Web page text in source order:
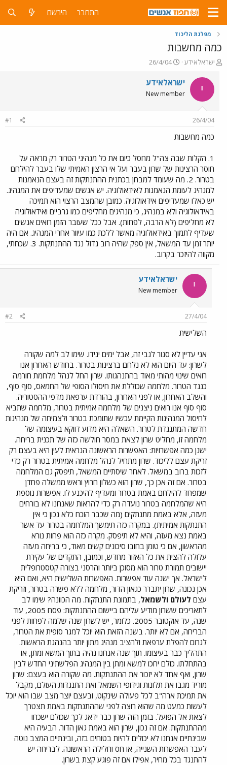
התחבר הירשם
מפלגת הליכוד
כמה מחשבות
פ
ו
ת
ח
ה
ש
א
ישראלאידע
פ
ו
ר
ם
26/4/04
י ישראלאידע
New member
26/4/04
#1
כמה מחשבות
1. הקלות שבה צה"ל מחסל כיום את כל מנהיגי הטרור רק מראה על
חוסר הרצינות של שרון בעבר ועל אי הרצון האמיתי שלו בעבר להילחם
בטרור. 2. מה שעומד למבחן בכתנית ההתנתקות זה בעצם הנאמנות
למנהיג לעומת הנאמנות לאידאולוגיה. יש אנשים שמעדיפים את המנהיג.
יש כאלו שמעדיפים אידאולוגיה. כמובן שהמצב הרצוי הוא תמיכה
באידאולוגיה ולא במנהיג, כי מנהיגים מחליפים כמו גרביים ואידאולוגיה
לא מחליפים (לא הרבה, לפחות). אבל ככל שעובר הזמן רואים אנשים
שעדיף לתמוך באידאולוגיה מאשר ללכת כמו עיוור אחרי המנהיג. אם היה
יותר זמן עד המשאל, אין ספק שהיה רוב גדול נגד ההתנתקות. 3. שכחתי,
מקווה להיזכר בקרוב.
י ישראלאידע
New member
27/4/04
#2
השלישית
אני עדיין לא סגור לגבי זה, אבל ימים יגידו. שימו לב למה שקורה
לשרון: עד היום הוא לא נלחם ברצינות בטרור. בחודש האחרון אנו
רואים שינוי מהותי מאוד בהתנהגותו. שרון החל לנהל מלחמת חורמה
כנגד הטרור. מלחמה שכוללת את חיסולו הסופי של החמאס, סוף סוף,
והשלב האחרון, או לפני האחרון, בהורדת ערפאת מדפי ההסטוריה.
סוף סוף אנו רואים ניצנים של מלחמה אמיתית בטרור, מלחמה שתביא
לחיסול המנהיגות הקיימת עכשיו שתומכת בטרור ולצמיחה של מנהיגות
חדשה המתנגדת לטרור. השאלה היא מדוע דווקא בעיצומה של
מלחמה זו, מחליט שרון לצאת במסר חולשה כזה של תכנית בריחה.
ישנן כמה אפשרויות: האפשרות הראשונה הנראית לעין היא בעצם רק
זריקת עצם לליכוד. שרון מתחיל לנהל מלחמה אמיתית בטרור רק כדי
לזכות ברוב במשאל. לאחר שיסתיים המשאל, תיפסק גם המלחמה
בטרור. אם זה אכן כך, שרון הוא כשלון חרוץ וראש ממשלה פחדן
שמפחד להילחם באמת בטרור ומעדיף להיכנע לו. אפשרות נוספת
היא שהמלחמה בטרור נועדה רק כדי להראות שאנחנו לא בורחים
מעזה, אלא באמת מתנתקים (מה שכבר הוכח כלא נכון כי אין
התנתקות אמיתית). במקרה כזה תימשך המלחמה בטרור עד אשר
באמת נצא מעזה, והיא לא תיפסק. מקרה כזה הוא פחות נורא
מהראשון, אם כי טומן בחובו סיכונים קשים מאוד, כי בריחה מעזה
עלולה להצית את כל האזור מחדש, וכמובן, התקדים של עקירת
יישובים תמורת טרור הוא מסוכן ביותר והרסני בצורה קטסטרופלית
לישראל. אך ישנה עוד אפשרות. האפשרות השלישית היא, ואם היא
אכן נכונה, שרון יתברר כגאון הדור, מלחמה ללא פשרה בטרור, וזריקת
עצם לעולם ולשמאל, בתמונת התנתקות. מה הכוונה? שימו לב
לתאריכים ששרון מודיע עליהם ביישום ההתנתקות: פסח 2005, עוד
שנה, עד אוקטובר 2005. כלומר, יש לשרון שנה שלמה לפחות לפני
הבריחה, אם לא יותר. בשנה הזאת הוא יוכל למגר סופית את הטרור,
לגרום להפלת ערפאת ולהציב מנהיג מתון יותר בהנהגת הראשות.
התהליך כבר בעיצומו. תוך שנה אנחנו נהיה בתוך המשא ומתן, או
בהתחלתו. כולם יחכו למשא ומתן בין המנהיג הפלשתיני החדש לבין
שרון, ואף אחד לא יזכור את ההתנתקות. מה שקורה הוא בעצם: שרון
מוריד מגבו את תלונות וגידופי השמאל ואת התנגדות העולם, מקבל
את תמיכת ארה"ב לכל פעולה שינקוט, ובעצם יוצר מצב שבו הוא יוכל
לעשות כמעט מה שהוא רוצה לפני שההתנתקות באמת תצטרך
לצאת אל הפועל. בזמן הזה שרון כבר ידאג לכך שכולם ישכחו
מההתנתקות. אם זה נכון, שרון הוא באמת גאון הדור. הבעיה היא
שבינתיים אנחנו לא יכולים להיות בטוחים בזה, ובינתיים המצב נוטה
לעבר האפשרות השנייה, או חס וחלילה הראשונה. לבריחה יש
להתנגד בכל מחיר, אפילו אם זה פוגע קצת בשרון.